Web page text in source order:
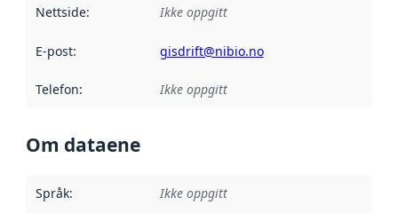
Nettside: Ikke oppgitt
E-post: gisdrift@nibio.no
Telefon: Ikke oppgitt
Om dataene
Språk: Ikke oppgitt